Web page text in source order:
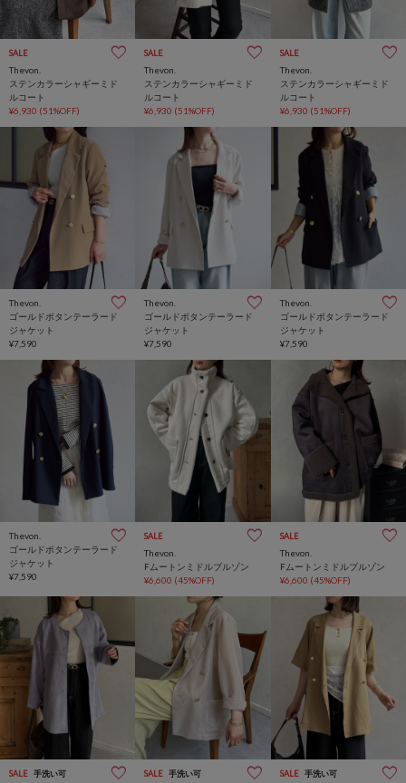
SALE
Thevon.
ステンカラーシャギーミド
ルコート
¥6,930 (51%OFF)
SALE
Thevon.
ステンカラーシャギーミド
ルコート
¥6,930 (51%OFF)
SALE
Thevon.
ステンカラーシャギーミド
ルコート
¥6,930 (51%OFF)
Thevon.
ゴールドボタンテーラード
ジャケット
¥7,590
Thevon.
ゴールドボタンテーラード
ジャケット
¥7,590
Thevon.
ゴールドボタンテーラード
ジャケット
¥7,590
Thevon.
ゴールドボタンテーラード
ジャケット
¥7,590
SALE
Thevon.
Fムートンミドルブルゾン
¥6,600 (45%OFF)
SALE
Thevon.
Fムートンミドルブルゾン
¥6,600 (45%OFF)
SALE 手洗い可 SALE 手洗い可 SALE 手洗い可